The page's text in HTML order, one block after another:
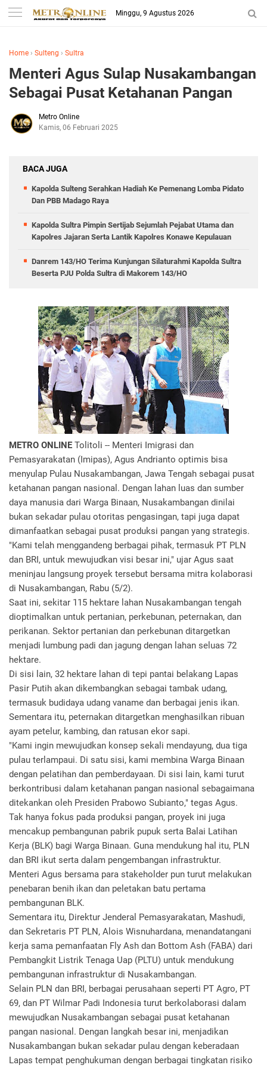
Minggu, 9 Agustus 2026
Home › Sulteng › Sultra
Menteri Agus Sulap Nusakambangan
Sebagai Pusat Ketahanan Pangan
Metro Online
Kamis, 06 Februari 2025
BACA JUGA
Kapolda Sulteng Serahkan Hadiah Ke Pemenang Lomba Pidato
Dan PBB Madago Raya
Kapolda Sultra Pimpin Sertijab Sejumlah Pejabat Utama dan
Kapolres Jajaran Serta Lantik Kapolres Konawe Kepulauan
Danrem 143/HO Terima Kunjungan Silaturahmi Kapolda Sultra
Beserta PJU Polda Sultra di Makorem 143/HO
METRO ONLINE Tolitoli -- Menteri Imigrasi dan
Pemasyarakatan (Imipas), Agus Andrianto optimis bisa
menyulap Pulau Nusakambangan, Jawa Tengah sebagai pusat
ketahanan pangan nasional. Dengan lahan luas dan sumber
daya manusia dari Warga Binaan, Nusakambangan dinilai
bukan sekadar pulau otoritas pengasingan, tapi juga dapat
dimanfaatkan sebagai pusat produksi pangan yang strategis.
"Kami telah menggandeng berbagai pihak, termasuk PT PLN
dan BRI, untuk mewujudkan visi besar ini," ujar Agus saat
meninjau langsung proyek tersebut bersama mitra kolaborasi
di Nusakambangan, Rabu (5/2).
Saat ini, sekitar 115 hektare lahan Nusakambangan tengah
dioptimalkan untuk pertanian, perkebunan, peternakan, dan
perikanan. Sektor pertanian dan perkebunan ditargetkan
menjadi lumbung padi dan jagung dengan lahan seluas 72
hektare.
Di sisi lain, 32 hektare lahan di tepi pantai belakang Lapas
Pasir Putih akan dikembangkan sebagai tambak udang,
termasuk budidaya udang vaname dan berbagai jenis ikan.
Sementara itu, peternakan ditargetkan menghasilkan ribuan
ayam petelur, kambing, dan ratusan ekor sapi.
"Kami ingin mewujudkan konsep sekali mendayung, dua tiga
pulau terlampaui. Di satu sisi, kami membina Warga Binaan
dengan pelatihan dan pemberdayaan. Di sisi lain, kami turut
berkontribusi dalam ketahanan pangan nasional sebagaimana
ditekankan oleh Presiden Prabowo Subianto," tegas Agus.
Tak hanya fokus pada produksi pangan, proyek ini juga
mencakup pembangunan pabrik pupuk serta Balai Latihan
Kerja (BLK) bagi Warga Binaan. Guna mendukung hal itu, PLN
dan BRI ikut serta dalam pengembangan infrastruktur.
Menteri Agus bersama para stakeholder pun turut melakukan
penebaran benih ikan dan peletakan batu pertama
pembangunan BLK.
Sementara itu, Direktur Jenderal Pemasyarakatan, Mashudi,
dan Sekretaris PT PLN, Alois Wisnuhardana, menandatangani
kerja sama pemanfaatan Fly Ash dan Bottom Ash (FABA) dari
Pembangkit Listrik Tenaga Uap (PLTU) untuk mendukung
pembangunan infrastruktur di Nusakambangan.
Selain PLN dan BRI, berbagai perusahaan seperti PT Agro, PT
69, dan PT Wilmar Padi Indonesia turut berkolaborasi dalam
mewujudkan Nusakambangan sebagai pusat ketahanan
pangan nasional. Dengan langkah besar ini, menjadikan
Nusakambangan bukan sekadar pulau dengan keberadaan
Lapas tempat penghukuman dengan berbagai tingkatan risiko